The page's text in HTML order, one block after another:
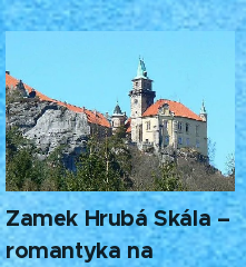
Zamek Hrubá Skála –
romantyka na